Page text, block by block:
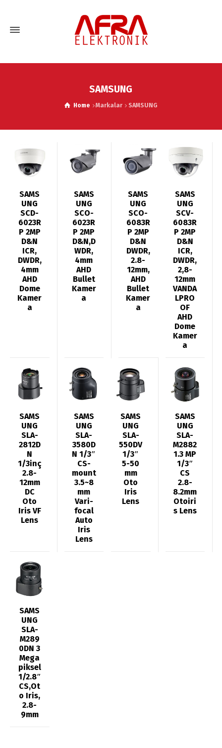
SAMSUNG
Home Markalar SAMSUNG
SAMS
UNG
SCD-
6023R
P 2MP
D&N
ICR,
DWDR,
4mm
AHD
Dome
Kamer
a
SAMS
UNG
SCO-
6023R
P 2MP
D&N,D
WDR,
4mm
AHD
Bullet
Kamer
a
SAMS
UNG
SCO-
6083R
P 2MP
D&N
DWDR,
2.8-
12mm,
AHD
Bullet
Kamer
a
SAMS
UNG
SCV-
6083R
P 2MP
D&N
ICR,
DWDR,
2,8-
12mm
VANDA
LPRO
OF
AHD
Dome
Kamer
a
SAMS
UNG
SLA-
2812D
N
1/3inç
2.8-
12mm
DC
Oto
Iris VF
Lens
SAMS
UNG
SLA-
3580D
N 1/3″
CS-
mount
3.5~8
mm
Vari-
focal
Auto
Iris
Lens
SAMS
UNG
SLA-
550DV
1/3″
5-50
mm
Oto
Iris
Lens
SAMS
UNG
SLA-
M2882
1.3 MP
1/3″
CS
2.8-
8.2mm
Otoiri
s Lens
SAMS
UNG
SLA-
M289
0DN 3
Mega
piksel
1/2.8″
CS,Ot
o Iris,
2.8-
9mm